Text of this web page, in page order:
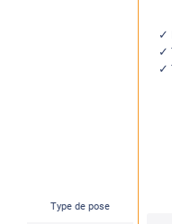
Type de pose